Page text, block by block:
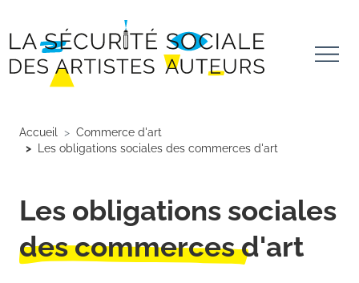
Accueil
Commerce d'art
Les obligations sociales des commerces d'art
Les obligations sociales
des commerces d'art